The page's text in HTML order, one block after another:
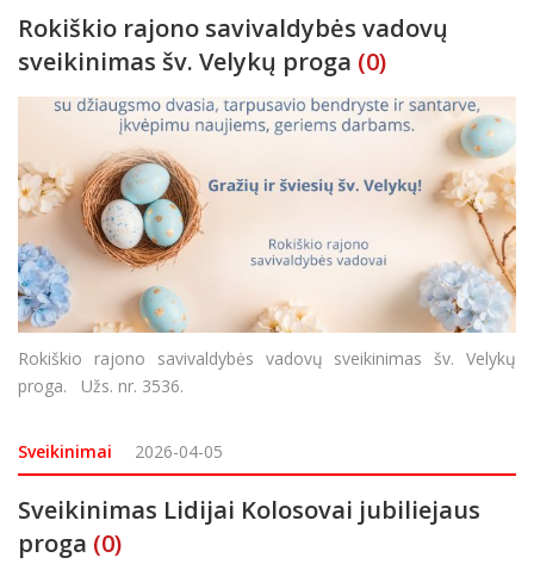
Rokiškio rajono savivaldybės vadovų
sveikinimas šv. Velykų proga (0)
Rokiškio rajono savivaldybės vadovų sveikinimas šv. Velykų
proga. Užs. nr. 3536.
Sveikinimai 2026-04-05
Sveikinimas Lidijai Kolosovai jubiliejaus
proga (0)